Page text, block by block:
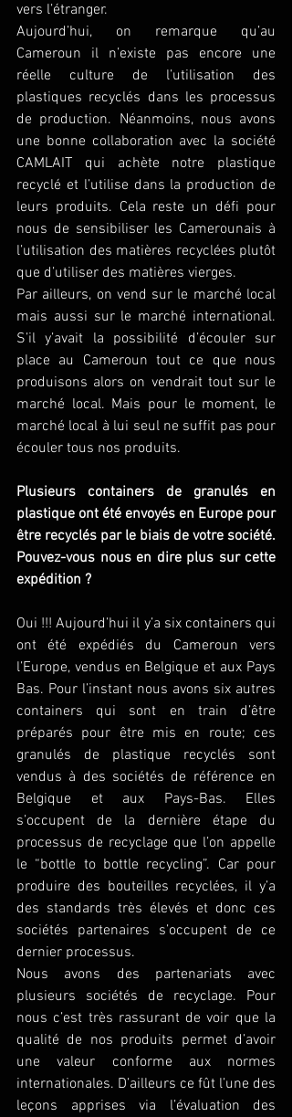
vers l’étranger.
Aujourd’hui, on remarque qu’au
Cameroun il n’existe pas encore une
réelle culture de l’utilisation des
plastiques recyclés dans les processus
de production. Néanmoins, nous avons
une bonne collaboration avec la société
CAMLAIT qui achète notre plastique
recyclé et l’utilise dans la production de
leurs produits. Cela reste un défi pour
nous de sensibiliser les Camerounais à
l’utilisation des matières recyclées plutôt
que d’utiliser des matières vierges.
Par ailleurs, on vend sur le marché local
mais aussi sur le marché international.
S’il y’avait la possibilité d’écouler sur
place au Cameroun tout ce que nous
produisons alors on vendrait tout sur le
marché local. Mais pour le moment, le
marché local à lui seul ne suffit pas pour
écouler tous nos produits.
Plusieurs containers de granulés en
plastique ont été envoyés en Europe pour
être recyclés par le biais de votre société.
Pouvez-vous nous en dire plus sur cette
expédition ?
Oui !!! Aujourd’hui il y’a six containers qui
ont été expédiés du Cameroun vers
l’Europe, vendus en Belgique et aux Pays
Bas. Pour l’instant nous avons six autres
containers qui sont en train d’être
préparés pour être mis en route; ces
granulés de plastique recyclés sont
vendus à des sociétés de référence en
Belgique et aux Pays-Bas. Elles
s’occupent de la dernière étape du
processus de recyclage que l’on appelle
le “bottle to bottle recycling”. Car pour
produire des bouteilles recyclées, il y’a
des standards très élevés et donc ces
sociétés partenaires s’occupent de ce
dernier processus.
Nous avons des partenariats avec
plusieurs sociétés de recyclage. Pour
nous c’est très rassurant de voir que la
qualité de nos produits permet d’avoir
une valeur conforme aux normes
internationales. D’ailleurs ce fût l’une des
leçons apprises via l’évaluation des